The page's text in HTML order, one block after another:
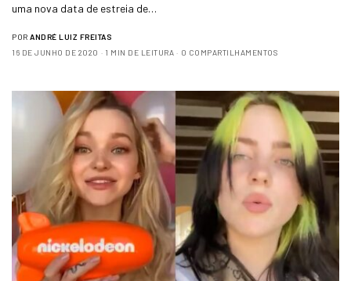
uma nova data de estreia de…
POR ANDRÉ LUIZ FREITAS
16 DE JUNHO DE 2020
1 MIN DE LEITURA 0 COMPARTILHAMENTOS